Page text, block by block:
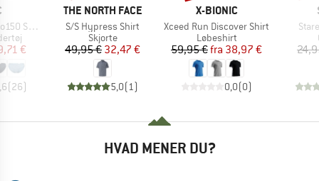
Brief
pris
€
(26)
MÆRKE
THE NORTH FACE
Artikel
S/S Hypress Shirt
Produktgruppe
Skjorte
Pris
49,95 €Nedsat pris
32,47 €
5,0(1)
MÆRKE
X-BIONIC
Artikel
Xceed Run Discover Shirt
Produktgruppe
Løbeshirt
Pris
59,95 € Nedsat pris
fra 38,97 €
0,0(0)
HVAD MENER DU?